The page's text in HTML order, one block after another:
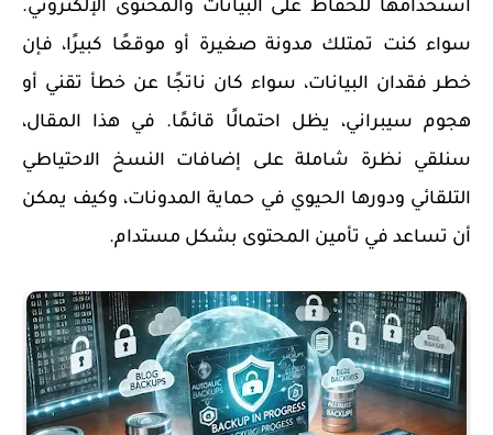
استخدامها للحفاظ على البيانات والمحتوى الإلكتروني.
سواء كنت تمتلك مدونة صغيرة أو موقعًا كبيرًا، فإن
خطر فقدان البيانات، سواء كان ناتجًا عن خطأ تقني أو
هجوم سيبراني، يظل احتمالًا قائمًا. في هذا المقال،
سنلقي نظرة شاملة على إضافات النسخ الاحتياطي
التلقائي ودورها الحيوي في حماية المدونات، وكيف يمكن
أن تساعد في تأمين المحتوى بشكل مستدام.